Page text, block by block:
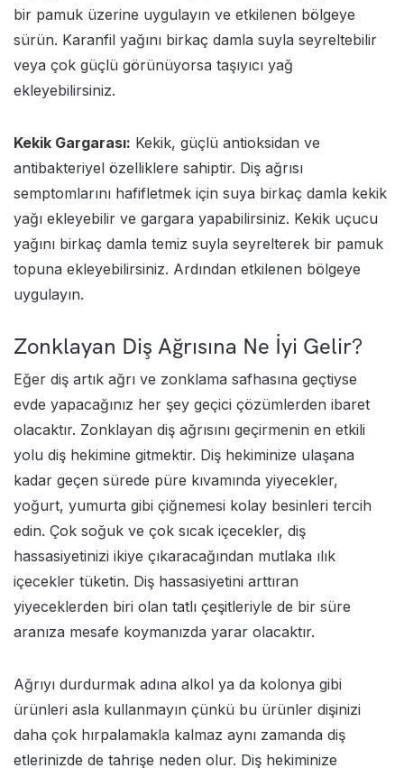
bir pamuk üzerine uygulayın ve etkilenen bölgeye
sürün. Karanfil yağını birkaç damla suyla seyreltebilir
veya çok güçlü görünüyorsa taşıyıcı yağ
ekleyebilirsiniz.
Kekik Gargarası: Kekik, güçlü antioksidan ve
antibakteriyel özelliklere sahiptir. Diş ağrısı
semptomlarını hafifletmek için suya birkaç damla kekik
yağı ekleyebilir ve gargara yapabilirsiniz. Kekik uçucu
yağını birkaç damla temiz suyla seyrelterek bir pamuk
topuna ekleyebilirsiniz. Ardından etkilenen bölgeye
uygulayın.
Zonklayan Diş Ağrısına Ne İyi Gelir?
Eğer diş artık ağrı ve zonklama safhasına geçtiyse
evde yapacağınız her şey geçici çözümlerden ibaret
olacaktır. Zonklayan diş ağrısını geçirmenin en etkili
yolu diş hekimine gitmektir. Diş hekiminize ulaşana
kadar geçen sürede püre kıvamında yiyecekler,
yoğurt, yumurta gibi çiğnemesi kolay besinleri tercih
edin. Çok soğuk ve çok sıcak içecekler, diş
hassasiyetinizi ikiye çıkaracağından mutlaka ılık
içecekler tüketin. Diş hassasiyetini arttıran
yiyeceklerden biri olan tatlı çeşitleriyle de bir süre
aranıza mesafe koymanızda yarar olacaktır.
Ağrıyı durdurmak adına alkol ya da kolonya gibi
ürünleri asla kullanmayın çünkü bu ürünler dişinizi
daha çok hırpalamakla kalmaz aynı zamanda diş
etlerinizde de tahrişe neden olur. Diş hekiminize